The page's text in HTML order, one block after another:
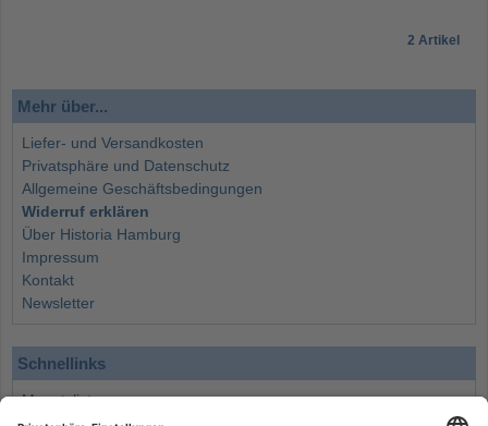
2 Artikel
Mehr über...
Liefer- und Versandkosten
Privatsphäre und Datenschutz
Allgemeine Geschäftsbedingungen
Widerruf erklären
Über Historia Hamburg
Impressum
Kontakt
Newsletter
Schnellinks
Monatsliste